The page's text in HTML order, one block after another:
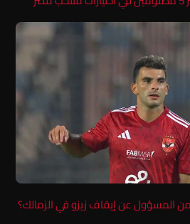
من المسؤول عن إيقاف زيزو في الزمالك؟